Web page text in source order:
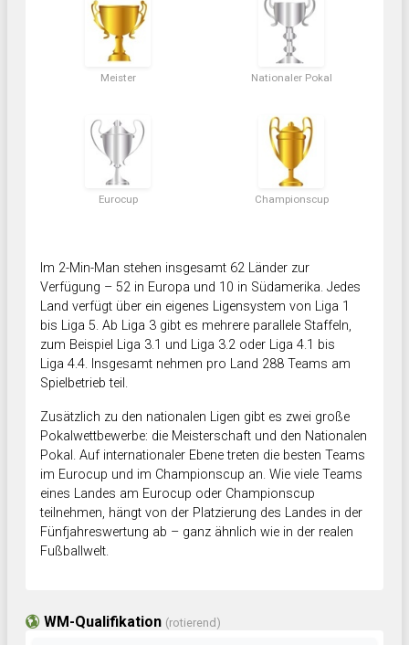
Meister Nationaler Pokal
Eurocup Championscup
Im 2-Min-Man stehen insgesamt 62 Länder zur
Verfügung – 52 in Europa und 10 in Südamerika. Jedes
Land verfügt über ein eigenes Ligensystem von Liga 1
bis Liga 5. Ab Liga 3 gibt es mehrere parallele Staffeln,
zum Beispiel Liga 3.1 und Liga 3.2 oder Liga 4.1 bis
Liga 4.4. Insgesamt nehmen pro Land 288 Teams am
Spielbetrieb teil.
Zusätzlich zu den nationalen Ligen gibt es zwei große
Pokalwettbewerbe: die Meisterschaft und den Nationalen
Pokal. Auf internationaler Ebene treten die besten Teams
im Eurocup und im Championscup an. Wie viele Teams
eines Landes am Eurocup oder Championscup
teilnehmen, hängt von der Platzierung des Landes in der
Fünfjahreswertung ab – ganz ähnlich wie in der realen
Fußballwelt.
WM-Qualifikation (rotierend)